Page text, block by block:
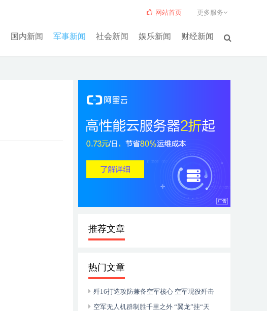
国内新闻 军事新闻 社会新闻 娱乐新闻 财经新闻
网站首页 更多服务
推荐文章
热门文章
歼16打造攻防兼备空军核心 空军现役歼击
机中仅次歼-20
空军无人机群制胜千里之外 “翼龙”挂“天